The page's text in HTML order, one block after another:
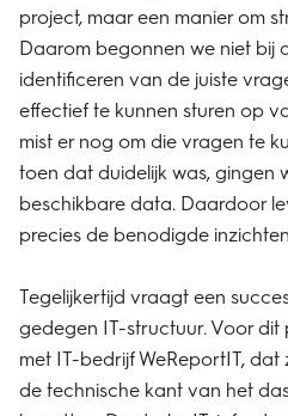
project, maar een manier om
Daarom begonnen we niet bij
identificeren van de juiste
effectief te kunnen sturen op
mist er nog om die vragen te
toen dat duidelijk was, gingen
beschikbare data. Daardoor
precies de benodigde
Tegelijkertijd vraagt een
gedegen IT-structuur. Voor dit
met IT-bedrijf WeReportIT,
de technische kant van het